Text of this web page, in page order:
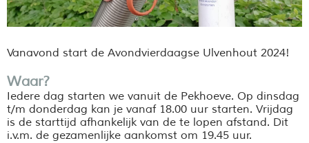
Vanavond start de Avondvierdaagse Ulvenhout 2024!
Waar?
Iedere dag starten we vanuit de Pekhoeve. Op dinsdag
t/m donderdag kan je vanaf 18.00 uur starten. Vrijdag
is de starttijd afhankelijk van de te lopen afstand. Dit
i.v.m. de gezamenlijke aankomst om 19.45 uur.